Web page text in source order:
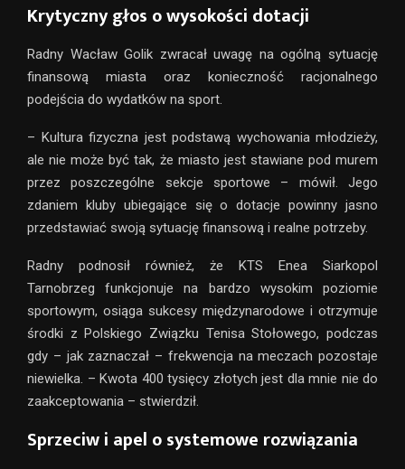
Krytyczny głos o wysokości dotacji
Radny Wacław Golik zwracał uwagę na ogólną sytuację
finansową miasta oraz konieczność racjonalnego
podejścia do wydatków na sport.
– Kultura fizyczna jest podstawą wychowania młodzieży,
ale nie może być tak, że miasto jest stawiane pod murem
przez poszczególne sekcje sportowe – mówił. Jego
zdaniem kluby ubiegające się o dotacje powinny jasno
przedstawiać swoją sytuację finansową i realne potrzeby.
Radny podnosił również, że KTS Enea Siarkopol
Tarnobrzeg funkcjonuje na bardzo wysokim poziomie
sportowym, osiąga sukcesy międzynarodowe i otrzymuje
środki z Polskiego Związku Tenisa Stołowego, podczas
gdy – jak zaznaczał – frekwencja na meczach pozostaje
niewielka. – Kwota 400 tysięcy złotych jest dla mnie nie do
zaakceptowania – stwierdził.
Sprzeciw i apel o systemowe rozwiązania